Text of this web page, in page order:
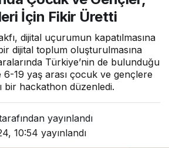
Üretti
İçin Fikir Üretti
dijital uçurumun kapatılmasına
dijital toplum oluşturulmasına
Türkiye’nin de bulunduğu
19 yaş arası çocuk ve gençlere
bir hackathon düzenledi.
yayınlandı
10:54 yayınlandı